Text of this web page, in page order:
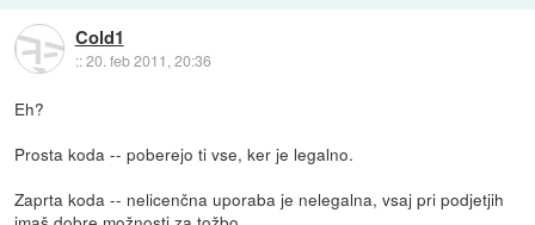
Cold1
::20. feb 2011, 20:36
Eh?
Prosta koda -- poberejo ti vse, ker je legalno.
Zaprta koda -- nelicenčna uporaba je nelegalna, vsaj pri podjetjih